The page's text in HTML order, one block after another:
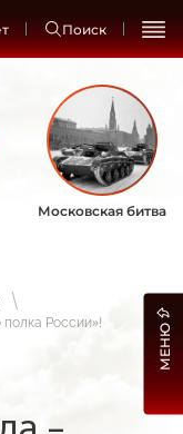
Поиск
Московская битва
полка России»!
МЕНЮ